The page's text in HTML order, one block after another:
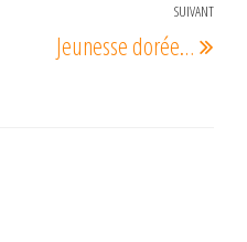
SUIVANT
Jeunesse dorée…